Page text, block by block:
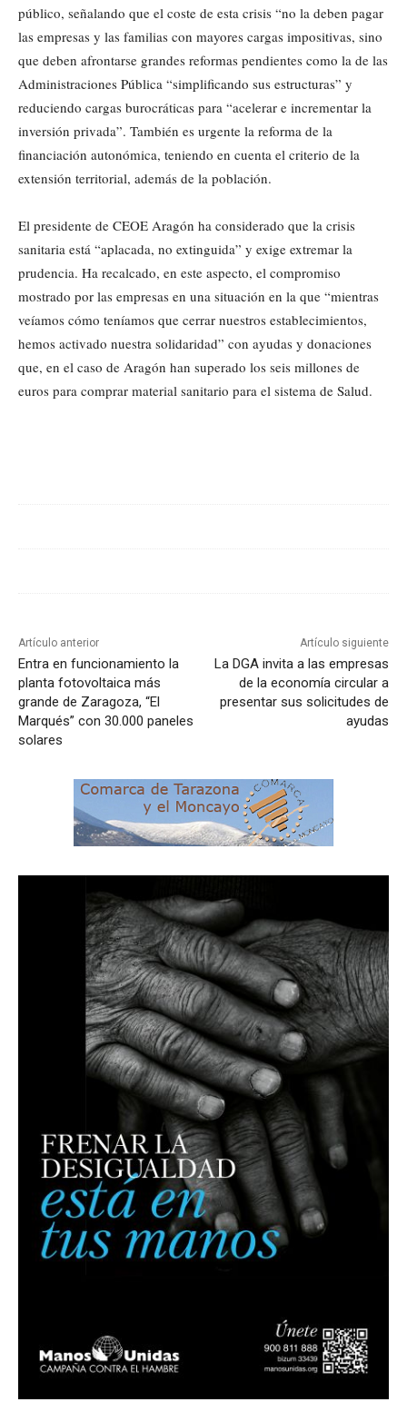
público, señalando que el coste de esta crisis “no la deben pagar
las empresas y las familias con mayores cargas impositivas, sino
que deben afrontarse grandes reformas pendientes como la de las
Administraciones Pública “simplificando sus estructuras” y
reduciendo cargas burocráticas para “acelerar e incrementar la
inversión privada”. También es urgente la reforma de la
financiación autonómica, teniendo en cuenta el criterio de la
extensión territorial, además de la población.
El presidente de CEOE Aragón ha considerado que la crisis
sanitaria está “aplacada, no extinguida” y exige extremar la
prudencia. Ha recalcado, en este aspecto, el compromiso
mostrado por las empresas en una situación en la que “mientras
veíamos cómo teníamos que cerrar nuestros establecimientos,
hemos activado nuestra solidaridad” con ayudas y donaciones
que, en el caso de Aragón han superado los seis millones de
euros para comprar material sanitario para el sistema de Salud.
Artículo anterior
Entra en funcionamiento la
planta fotovoltaica más
grande de Zaragoza, “El
Marqués” con 30.000 paneles
solares
Artículo siguiente
La DGA invita a las empresas
de la economía circular a
presentar sus solicitudes de
ayudas